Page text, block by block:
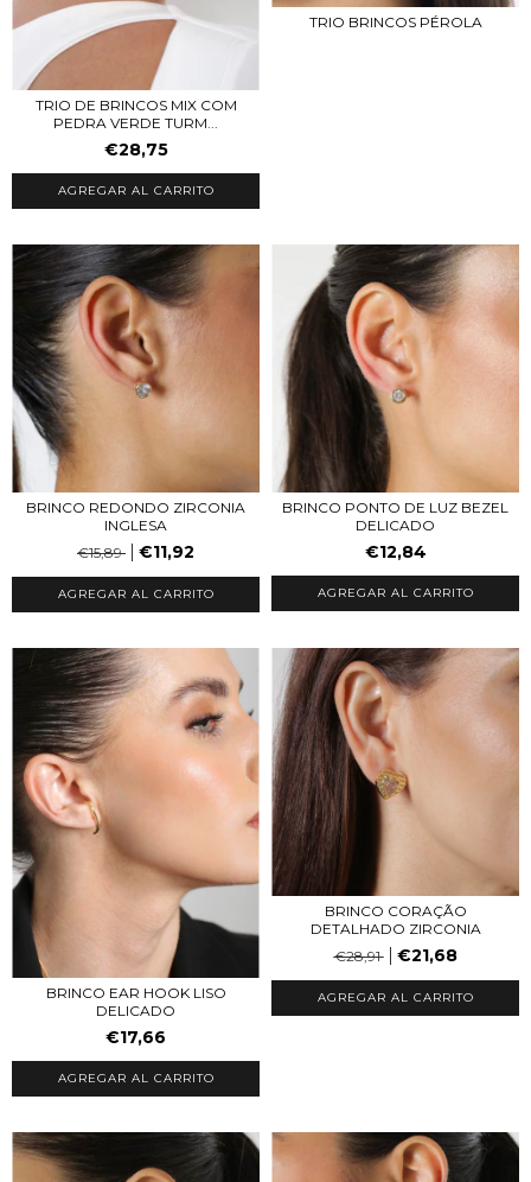
TRIO DE BRINCOS MIX COM
PEDRA VERDE TURM...
€28,75
AGREGAR AL CARRITO
TRIO BRINCOS PÉROLA
BRINCO REDONDO ZIRCONIA
INGLESA
€15,89
€11,92
AGREGAR AL CARRITO
BRINCO PONTO DE LUZ BEZEL
DELICADO
€12,84
AGREGAR AL CARRITO
BRINCO EAR HOOK LISO
DELICADO
€17,66
AGREGAR AL CARRITO
BRINCO CORAÇÃO
DETALHADO ZIRCONIA
€28,91
€21,68